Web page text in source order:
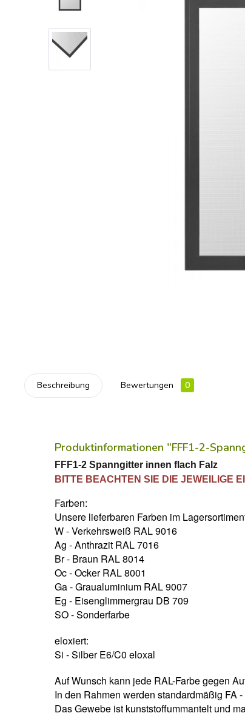
Beschreibung Bewertungen 0
Produktinformationen "FFF1-2-
FFF1-2 Spanngitter innen flach Falz
BITTE BEACHTEN SIE DIE JEWEILIGE
Farben:
Unsere lieferbaren Farben im
W - Verkehrsweiß RAL 9016
Ag - Anthrazit RAL 7016
Br - Braun RAL 8014
Oc - Ocker RAL 8001
Ga - Graualuminium RAL 9007
Eg - Eisenglimmergrau DB 709
SO - Sonderfarbe
eloxiert:
Si - Silber E6/C0 eloxal
Auf Wunsch kann jede RAL-Farbe gegen
In den Rahmen werden standardmäßig FA
Das Gewebe ist kunststoffummantelt und